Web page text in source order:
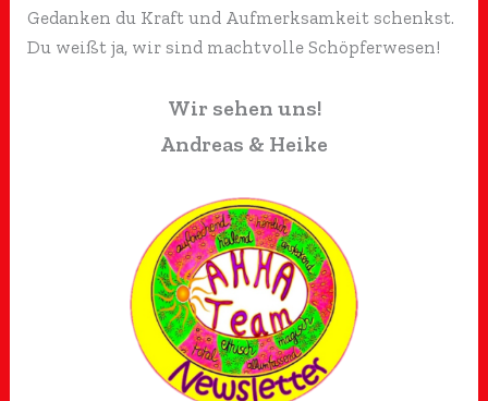
Gedanken du Kraft und Aufmerksamkeit schenkst.
Du weißt ja, wir sind machtvolle Schöpferwesen!
Wir sehen uns!
Andreas & Heike